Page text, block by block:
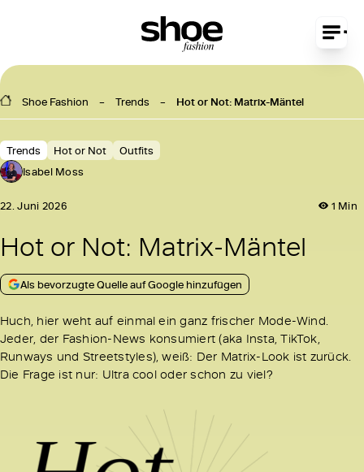
Shoe Fashion Trends Hot or Not: Matrix-Mäntel
Trends Hot or Not
Outfits
Isabel Moss
1 Min
22. Juni 2026
Hot or Not: Matrix-Mäntel
Als bevorzugte Quelle auf Google hinzufügen
Huch, hier weht auf einmal ein ganz frischer Mode-Wind.
Jeder, der Fashion-News konsumiert (aka Insta, TikTok,
Runways und Streetstyles), weiß: Der Matrix-Look ist zurück.
Die Frage ist nur: Ultra cool oder schon zu viel?